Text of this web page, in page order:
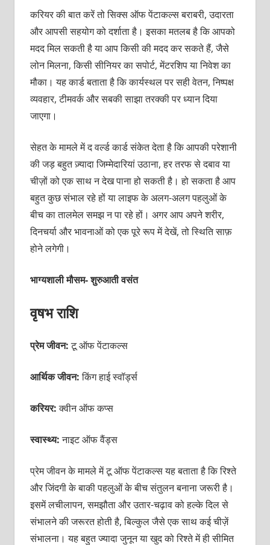
करियर की बात करें तो सिक्स ऑफ पेंटाकल्स बराबरी, उदारता
और आपसी सहयोग को दर्शाता है। इसका मतलब है कि आपको
मदद मिल सकती है या आप किसी की मदद कर सकते हैं, जैसे
लोन मिलना, किसी सीनियर का सपोर्ट, मेंटरशिप या निवेश का
मौका। यह कार्ड बताता है कि कार्यस्थल पर सही वेतन, निष्पक्ष
व्यवहार, टीमवर्क और सबकी साझा तरक्की पर ध्यान दिया
जाएगा।
सेहत के मामले में द वर्ल्ड कार्ड संकेत देता है कि आपकी परेशानी
की जड़ बहुत ज़्यादा जिम्मेदारियां उठाना, हर तरफ से दबाव या
चीज़ों को एक साथ न देख पाना हो सकती है। हो सकता है आप
बहुत कुछ संभाल रहे हों या लाइफ के अलग-अलग पहलुओं के
बीच का तालमेल समझ न पा रहे हों। अगर आप अपने शरीर,
दिनचर्या और भावनाओं को एक पूरे रूप में देखें, तो स्थिति साफ़
होने लगेगी।
भाग्यशाली मौसम- शुरुआती वसंत
वृषभ राशि
प्रेम जीवन:टू ऑफ पेंटाकल्स
आर्थिक जीवन:किंग हाई स्वॉर्ड्स
करियर:क्वीन ऑफकप्स
स्वास्थ्य:नाइट ऑफ वैंड्स
प्रेम जीवन के मामले में टू ऑफ पेंटाकल्स यह बताता है कि रिश्ते
और जिंदगी के बाकी पहलुओं के बीच संतुलन बनाना जरूरी है।
इसमें लचीलापन, समझौता और उतार-चढ़ाव को हल्के दिल से
संभालने की जरूरत होती है, बिल्कुल जैसे एक साथ कई चीज़ें
संभालना। यह बहुत ज्यादा जुनून या खुद को रिश्ते में ही सीमित